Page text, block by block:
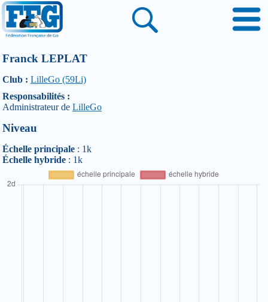
Franck LEPLAT
Club : LilleGo (59Li)
Responsabilités :
Administrateur de LilleGo
Niveau
Échelle principale : 1k
Échelle hybride : 1k